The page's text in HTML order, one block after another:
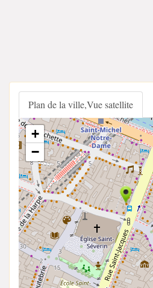
Plan de la ville,Vue satellite
+
−